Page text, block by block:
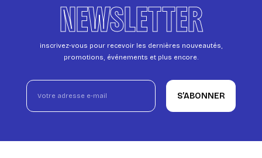
NEWSLETTER
inscrivez-vous pour recevoir les dernières nouveautés,
promotions, événements et plus encore.
S’ABONNER